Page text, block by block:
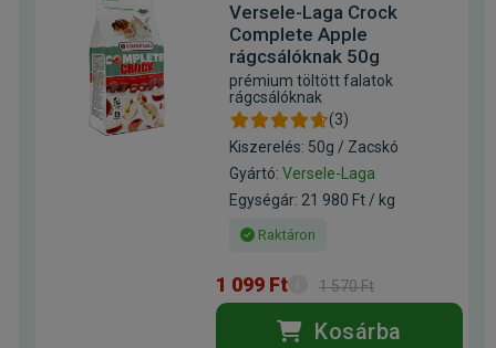
Versele-Laga Crock
Complete Apple
rágcsálóknak 50g
prémium töltött falatok
rágcsálóknak
(3)
Kiszerelés: 50g / Zacskó
Gyártó: Versele-Laga
Egységár: 21 980 Ft / kg
Raktáron
1 099 Ft 1 570 Ft
Kosárba